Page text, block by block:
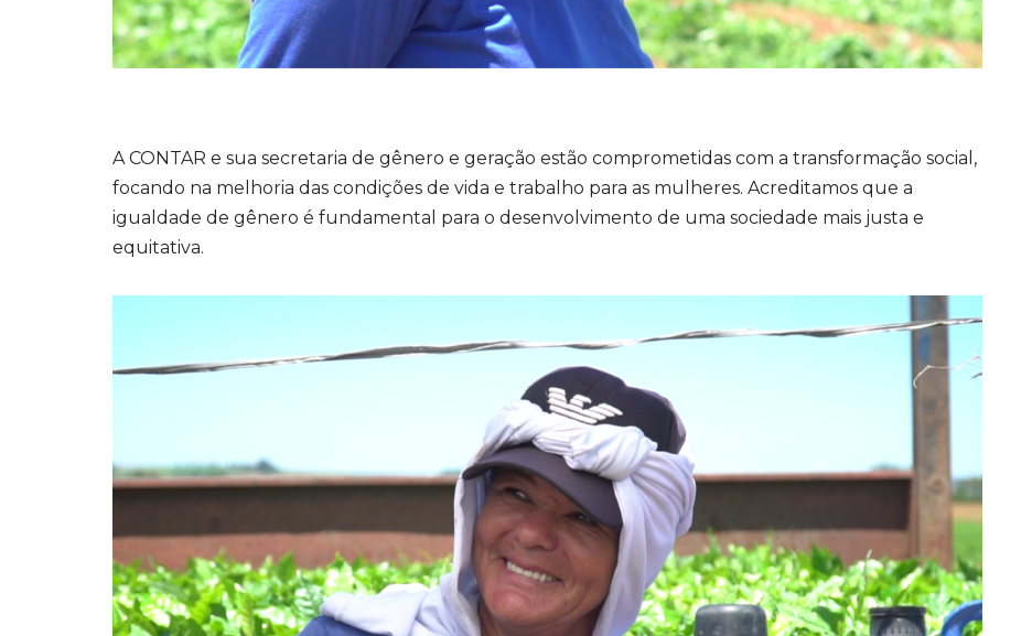
A CONTAR e sua secretaria de gênero e geração estão comprometidas com a transformação social,
focando na melhoria das condições de vida e trabalho para as mulheres. Acreditamos que a
igualdade de gênero é fundamental para o desenvolvimento de uma sociedade mais justa e
equitativa.